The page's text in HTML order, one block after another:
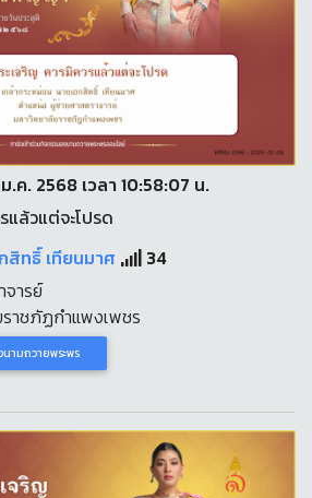
.ค. 2568 เวลา 10:58:07 น.
แล้วแต่จะโปรด
สิทธิ์ เทียนมาศ
34
จารย์
ราชภัฏกำแพงเพชร
ามถวายพระพร